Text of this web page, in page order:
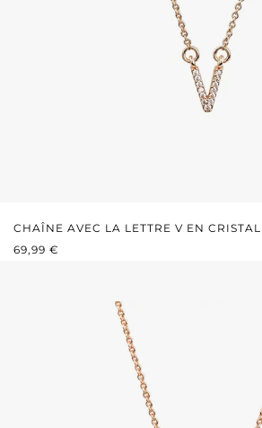
CHAÎNE AVEC LA LETTRE V EN CRISTAL
PRIX RÉGULIER :
69,99 €